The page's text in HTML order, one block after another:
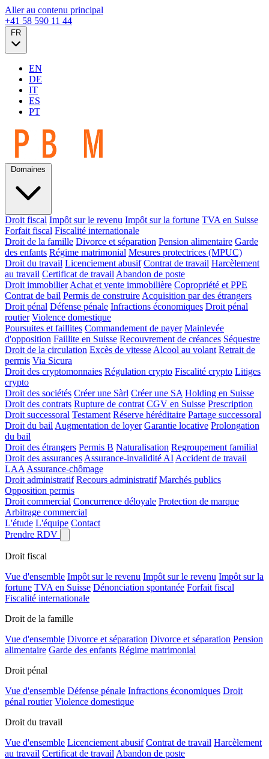
Aller au contenu principal
+41 58 590 11 44
EN
DE
IT
ES
PT
Droit fiscal Impôt sur le revenu Impôt sur la fortune TVA en Suisse
Forfait fiscal Fiscalité internationale
Droit de la famille Divorce et séparation Pension alimentaire Garde
des enfants Régime matrimonial Mesures protectrices (MPUC)
Droit du travail Licenciement abusif Contrat de travail Harcèlement
au travail Certificat de travail Abandon de poste
Droit immobilier Achat et vente immobilière Copropriété et PPE
Contrat de bail Permis de construire Acquisition par des étrangers
Droit pénal Défense pénale Infractions économiques Droit pénal
routier Violence domestique
Poursuites et faillites Commandement de payer Mainlevée
d'opposition Faillite en Suisse Recouvrement de créances Séquestre
Droit de la circulation Excès de vitesse Alcool au volant Retrait de
permis Via Sicura
Droit des cryptomonnaies Régulation crypto Fiscalité crypto Litiges
crypto
Droit des sociétés Créer une Sàrl Créer une SA Holding en Suisse
Droit des contrats Rupture de contrat CGV en Suisse Prescription
Droit successoral Testament Réserve héréditaire Partage successoral
Droit du bail Augmentation de loyer Garantie locative Prolongation
du bail
Droit des étrangers Permis B Naturalisation Regroupement familial
Droit des assurances Assurance-invalidité AI Accident de travail
LAA Assurance-chômage
Droit administratif Recours administratif Marchés publics
Opposition permis
Droit commercial Concurrence déloyale Protection de marque
Arbitrage commercial
L'étude L'équipe Contact
Prendre RDV
Droit fiscal
Vue d'ensemble Impôt sur le revenu Impôt sur le revenu Impôt sur la
fortune TVA en Suisse Dénonciation spontanée Forfait fiscal
Fiscalité internationale
Droit de la famille
Vue d'ensemble Divorce et séparation Divorce et séparation Pension
alimentaire Garde des enfants Régime matrimonial
Droit pénal
Vue d'ensemble Défense pénale Infractions économiques Droit
pénal routier Violence domestique
Droit du travail
Vue d'ensemble Licenciement abusif Contrat de travail Harcèlement
au travail Certificat de travail Abandon de poste